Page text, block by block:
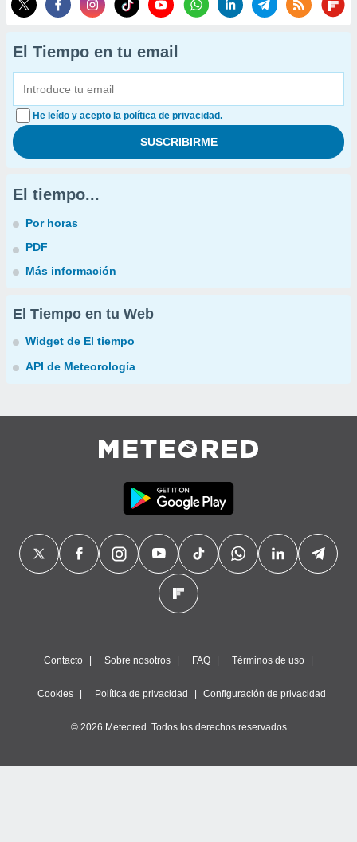
El Tiempo en tu email
He leído y acepto la política de privacidad.
El tiempo...
Por horas
PDF
Más información
El Tiempo en tu Web
Widget de El tiempo
API de Meteorología
Contacto Sobre nosotros FAQ Términos de uso
Cookies Política de privacidad Configuración de privacidad
© 2026 Meteored. Todos los derechos reservados